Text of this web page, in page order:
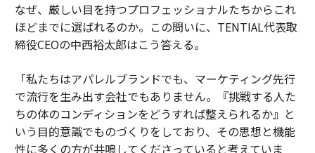
なぜ、厳しい目を持つプロフェッショナルたちからこれ
ほどまでに選ばれるのか。この問いに、TENTIAL代表取
締役CEOの中西裕太郎はこう答える。
「私たちはアパレルブランドでも、マーケティング先行
で流行を生み出す会社でもありません。『挑戦する人た
ちの体のコンディションをどうすれば整えられるか』と
いう目的意識でものづくりをしており、その思想と機能
性に多くの方が共鳴してくださっていると考えていま